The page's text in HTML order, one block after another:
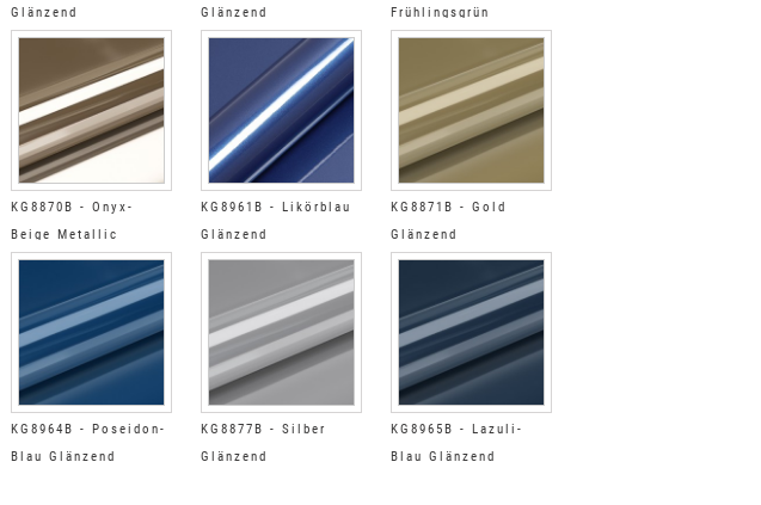
Glänzend
Glänzend
Frühlingsgrün
Glänzend
KG8870B - Onyx-
Beige Metallic
Glänzend
KG8961B - Likörblau
Glänzend
KG8871B - Gold
Glänzend
KG8964B - Poseidon-
Blau Glänzend
KG8877B - Silber
Glänzend
KG8965B - Lazuli-
Blau Glänzend